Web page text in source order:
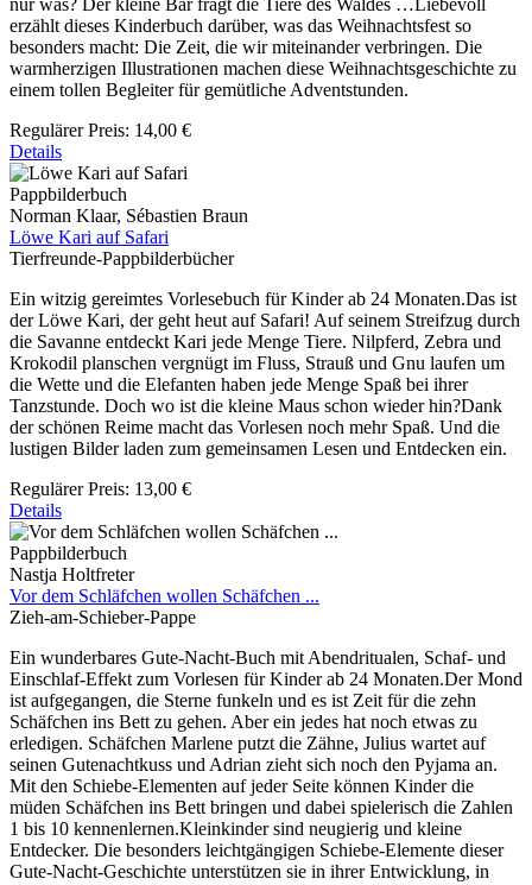
nur was? Der kleine Bär fragt die Tiere des Waldes …Liebevoll
erzählt dieses Kinderbuch darüber, was das Weihnachtsfest so
besonders macht: Die Zeit, die wir miteinander verbringen. Die
warmherzigen Illustrationen machen diese Weihnachtsgeschichte zu
einem tollen Begleiter für gemütliche Adventstunden.
Regulärer Preis: 14,00 €
Details
Pappbilderbuch
Norman Klaar, Sébastien Braun
Löwe Kari auf Safari
Tierfreunde-Pappbilderbücher
Ein witzig gereimtes Vorlesebuch für Kinder ab 24 Monaten.Das ist
der Löwe Kari, der geht heut auf Safari! Auf seinem Streifzug durch
die Savanne entdeckt Kari jede Menge Tiere. Nilpferd, Zebra und
Krokodil planschen vergnügt im Fluss, Strauß und Gnu laufen um
die Wette und die Elefanten haben jede Menge Spaß bei ihrer
Tanzstunde. Doch wo ist die kleine Maus schon wieder hin?Dank
der schönen Reime macht das Vorlesen noch mehr Spaß. Und die
lustigen Bilder laden zum gemeinsamen Lesen und Entdecken ein.
Regulärer Preis: 13,00 €
Details
Pappbilderbuch
Nastja Holtfreter
Vor dem Schläfchen wollen Schäfchen ...
Zieh-am-Schieber-Pappe
Ein wunderbares Gute-Nacht-Buch mit Abendritualen, Schaf- und
Einschlaf-Effekt zum Vorlesen für Kinder ab 24 Monaten.Der Mond
ist aufgegangen, die Sterne funkeln und es ist Zeit für die zehn
Schäfchen ins Bett zu gehen. Aber ein jedes hat noch etwas zu
erledigen. Schäfchen Marlene putzt die Zähne, Julius wartet auf
seinen Gutenachtkuss und Adrian zieht sich noch den Pyjama an.
Mit den Schiebe-Elementen auf jeder Seite können Kinder die
müden Schäfchen ins Bett bringen und dabei spielerisch die Zahlen
1 bis 10 kennenlernen.Kleinkinder sind neugierig und kleine
Entdecker. Die besonders leichtgängigen Schiebe-Elemente dieser
Gute-Nacht-Geschichte unterstützen sie in ihrer Entwicklung, in